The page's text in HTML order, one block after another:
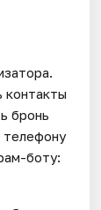
контакты
бронь
телефону
боту: